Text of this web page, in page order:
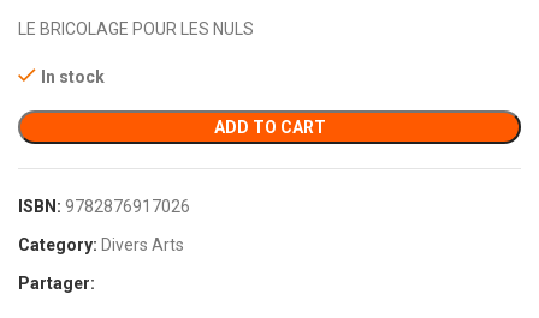
LE BRICOLAGE POUR LES NULS
In stock
ADD TO CART
ISBN: 9782876917026
Category: Divers Arts
Partager: